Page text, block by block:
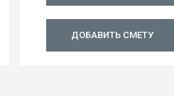
ДОБАВИТЬ СМЕТУ